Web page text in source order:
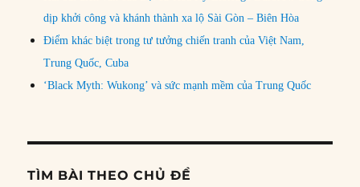
dịp khởi công và khánh thành xa lộ Sài Gòn – Biên Hòa
Điểm khác biệt trong tư tưởng chiến tranh của Việt Nam,
Trung Quốc, Cuba
‘Black Myth: Wukong’ và sức mạnh mềm của Trung Quốc
TÌM BÀI THEO CHỦ ĐỀ